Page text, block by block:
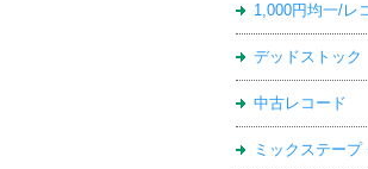
1,000円均一/レ
デッドストック
中古レコード
ミックステープ